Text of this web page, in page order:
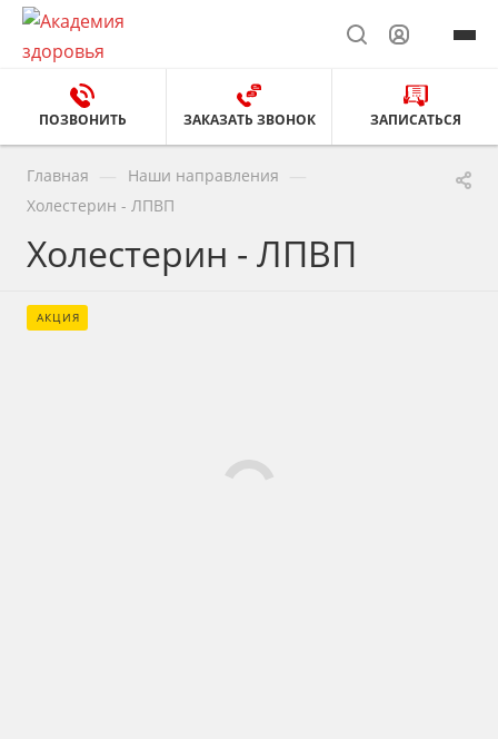
ПОЗВОНИТЬ ЗАКАЗАТЬ ЗВОНОК ЗАПИСАТЬСЯ
Главная Наши направления
Холестерин - ЛПВП
Холестерин - ЛПВП
АКЦИЯ